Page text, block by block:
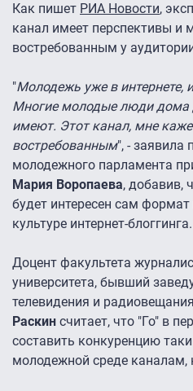
Как пишет РИА Новости,
канал имеет перспективы и
востребованным у
"Молодежь уже в интернете,
Многие молодые люди дома
имеют. Этот канал, мне
востребованным", - заявила
молодежного парламента
Мария Воропаева, добавив,
будет интересен сам
культуре интернет-блоггинга.
Доцент факультета
университета, бывший
телевидения и
Раскин считает, что "Го" в
составить конкуренцию
молодежной среде каналам,